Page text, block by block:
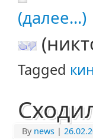
(далее...)
Tagged
By news |